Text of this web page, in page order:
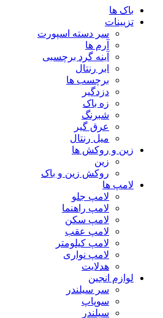
باک ها
تزیینات
سر دسته اسپورت
آرم ها
آینه گرد برچسبی
ابر رنتال
برچسب ها
دزدگیر
زه باک
شبرنگ
عرق گیر
میل رنتال
زین و روکش ها
زین
روکش زین و باک
لامپ ها
لامپ جلو
لامپ راهنما
لامپ سکن
لامپ عقب
لامپ کیلومتر
لامپ نواری
هدلایت
لوازم انجین
سر سیلندر
سوپاپ
سیلندر